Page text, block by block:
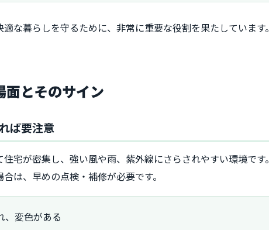
な暮らしを守るために、非常に重要な役割を果たしています。
とそのサイン
ば要注意
宅が密集し、強い風や雨、紫外線にさらされやすい環境です。
は、早めの点検・補修が必要です。
、変色がある